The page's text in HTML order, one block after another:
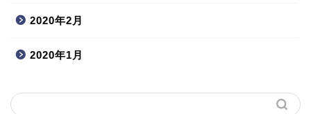
2020年2月
2020年1月